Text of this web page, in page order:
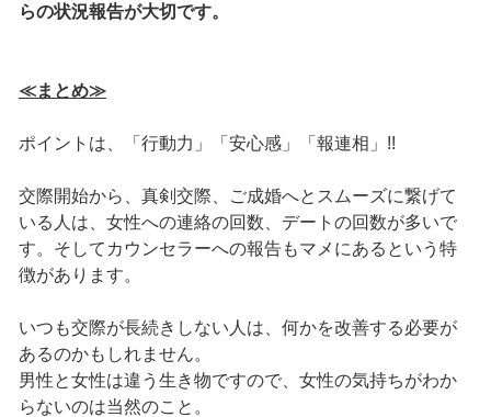
らの状況報告が大切です。
≪まとめ≫
ポイントは、「行動力」「安心感」「報連相」!!
交際開始から、真剣交際、ご成婚へとスムーズに繋げて
いる人は、女性への連絡の回数、デートの回数が多いで
す。そしてカウンセラーへの報告もマメにあるという特
徴があります。
いつも交際が長続きしない人は、何かを改善する必要が
あるのかもしれません。
男性と女性は違う生き物ですので、女性の気持ちがわか
らないのは当然のこと。